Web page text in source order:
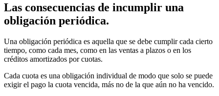
Las consecuencias de incumplir una
obligación periódica.
Una obligación periódica es aquella que se debe cumplir cada cierto
tiempo, como cada mes, como en las ventas a plazos o en los
créditos amortizados por cuotas.
Cada cuota es una obligación individual de modo que solo se puede
exigir el pago la cuota vencida, más no de la que aún no ha vencido.